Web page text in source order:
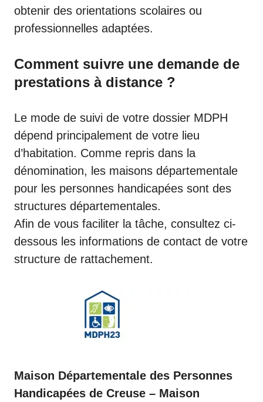
obtenir des orientations scolaires ou
professionnelles adaptées.
Comment suivre une demande de
prestations à distance ?
Le mode de suivi de votre dossier MDPH
dépend principalement de votre lieu
d’habitation. Comme repris dans la
dénomination, les maisons départementale
pour les personnes handicapées sont des
structures départementales.
Afin de vous faciliter la tâche, consultez ci-
dessous les informations de contact de votre
structure de rattachement.
Maison Départementale des Personnes
Handicapées de Creuse – Maison